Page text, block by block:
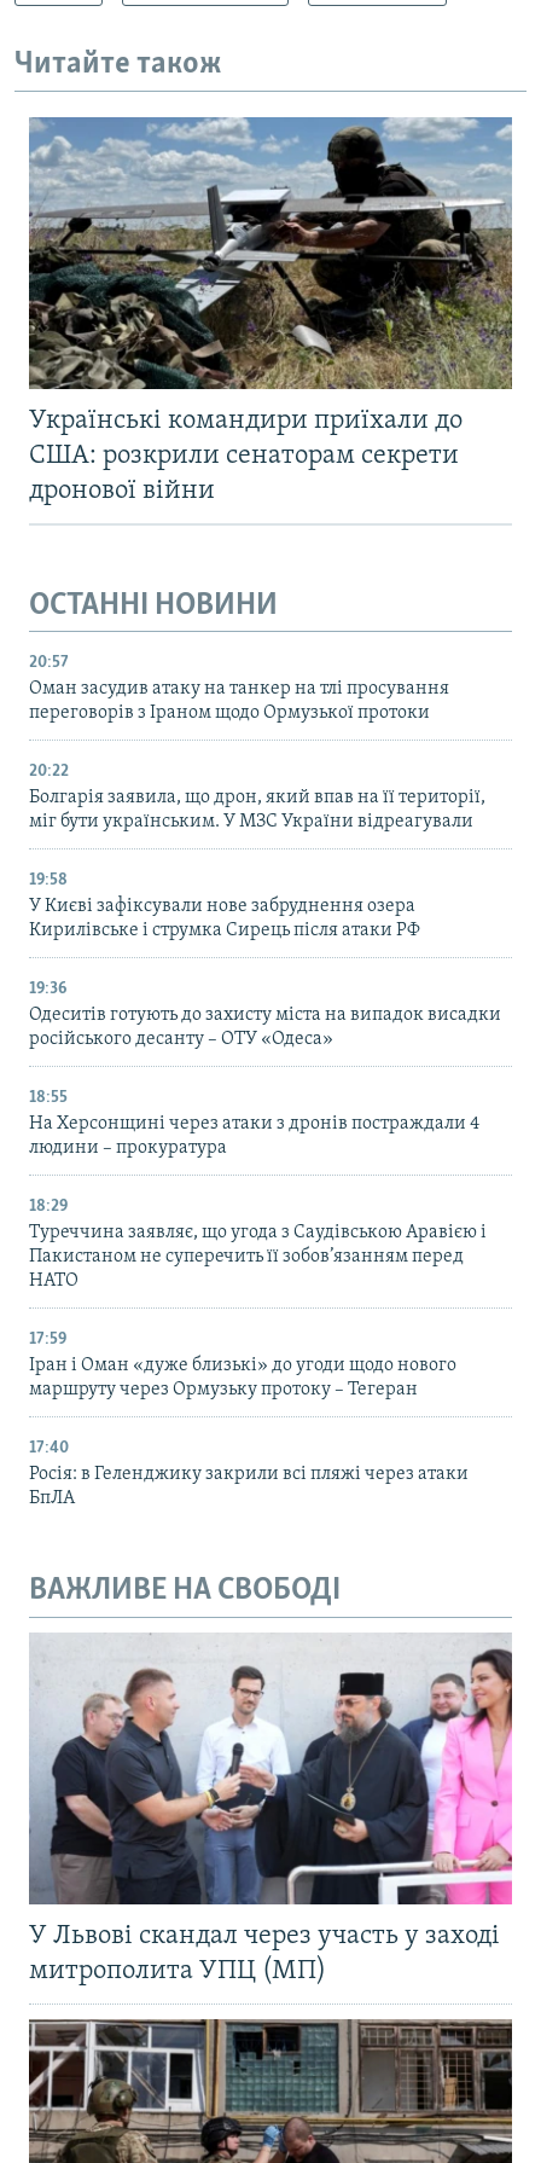
Читайте також
Українські командири приїхали до
США: розкрили сенаторам секрети
дронової війни
ОСТАННІ НОВИНИ
20:57
Оман засудив атаку на танкер на тлі просування
переговорів з Іраном щодо Ормузької протоки
20:22
Болгарія заявила, що дрон, який впав на її території,
міг бути українським. У МЗС України відреагували
19:58
У Києві зафіксували нове забруднення озера
Кирилівське і струмка Сирець після атаки РФ
19:36
Одеситів готують до захисту міста на випадок висадки
російського десанту – ОТУ «Одеса»
18:55
На Херсонщині через атаки з дронів постраждали 4
людини – прокуратура
18:29
Туреччина заявляє, що угода з Саудівською Аравією і
Пакистаном не суперечить її зобов’язанням перед
НАТО
17:59
Іран і Оман «дуже близькі» до угоди щодо нового
маршруту через Ормузьку протоку – Тегеран
17:40
Росія: в Геленджику закрили всі пляжі через атаки
БпЛА
ВАЖЛИВЕ НА СВОБОДІ
У Львові скандал через участь у заході
митрополита УПЦ (МП)